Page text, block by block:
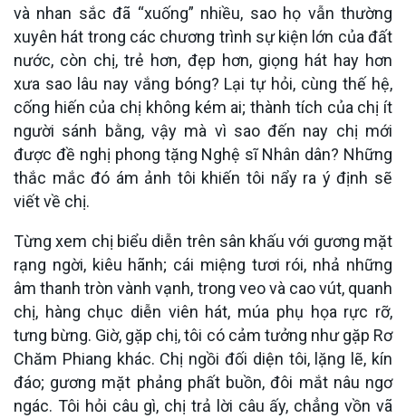
và nhan sắc đã “xuống” nhiều, sao họ vẫn thường
xuyên hát trong các chương trình sự kiện lớn của đất
nước, còn chị, trẻ hơn, đẹp hơn, giọng hát hay hơn
xưa sao lâu nay vắng bóng? Lại tự hỏi, cùng thế hệ,
cống hiến của chị không kém ai; thành tích của chị ít
người sánh bằng, vậy mà vì sao đến nay chị mới
được đề nghị phong tặng Nghệ sĩ Nhân dân? Những
thắc mắc đó ám ảnh tôi khiến tôi nẩy ra ý định sẽ
viết về chị.
Từng xem chị biểu diễn trên sân khấu với gương mặt
rạng ngời, kiêu hãnh; cái miệng tươi rói, nhả những
âm thanh tròn vành vạnh, trong veo và cao vút, quanh
chị, hàng chục diễn viên hát, múa phụ họa rực rỡ,
tưng bừng. Giờ, gặp chị, tôi có cảm tưởng như gặp Rơ
Chăm Phiang khác. Chị ngồi đối diện tôi, lặng lẽ, kín
đáo; gương mặt phảng phất buồn, đôi mắt nâu ngơ
ngác. Tôi hỏi câu gì, chị trả lời câu ấy, chẳng vồn vã